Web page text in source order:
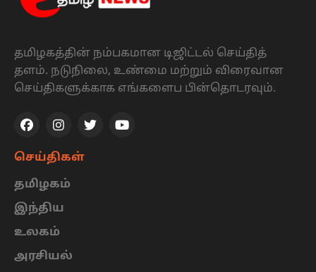
தமிழகத்தின் நம்பகமான டிஜிட்டல் செய்தித்
தளம். நடுநிலை, உண்மை மற்றும் விரைவான
செய்திகளுக்காக எங்களைப பின்தொடரவும்.
செய்திகள்
தமிழகம்
இந்திய
உலகம்
அரசியல்